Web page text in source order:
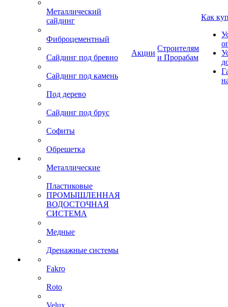
Металлический
сайдинг
Фиброцементный
Сайдинг под бревно
Сайдинг под камень
Под дерево
Сайдинг под брус
Софиты
Обрешетка
Металлические
Пластиковые
ПРОМЫШЛЕННАЯ
ВОДОСТОЧНАЯ
СИСТЕМА
Медные
Дренажные системы
Fakro
Roto
Velux
Акции
Строителям
и Прорабам
Как